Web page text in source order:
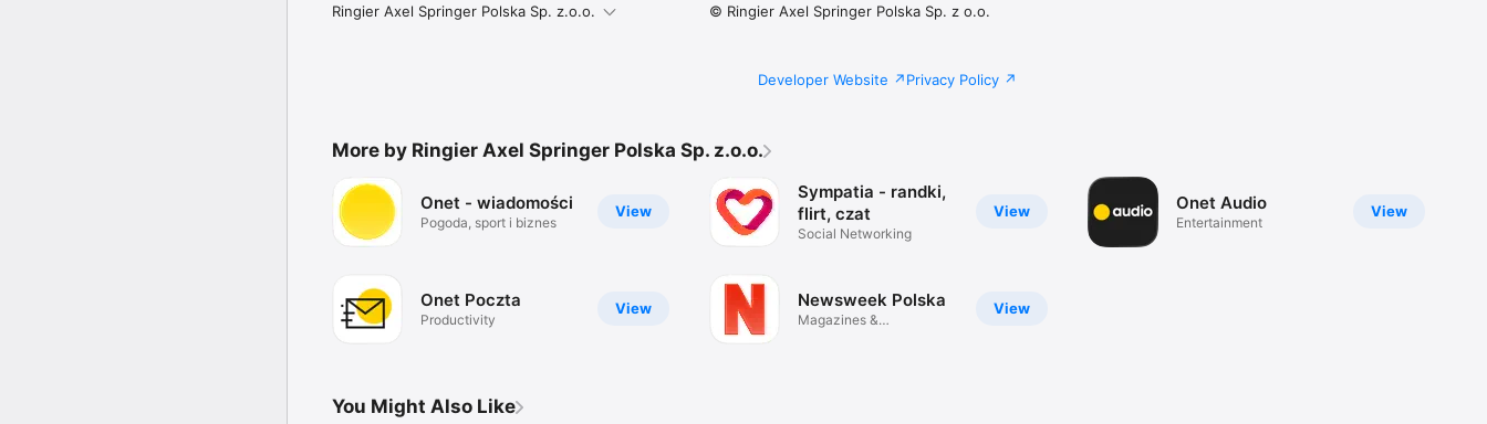
Ringier Axel Springer Polska Sp. z.o.o.
© Ringier Axel Springer Polska Sp. z o.o.
Developer Website Privacy Policy
More by Ringier Axel Springer Polska Sp. z.o.o.
View
Onet - wiadomości
Pogoda, sport i biznes
View
Onet Poczta
Productivity
View
Sympatia - randki,
flirt, czat
Social Networking
View
Newsweek Polska
Magazines &
View
Onet Audio
Entertainment
You Might Also Like